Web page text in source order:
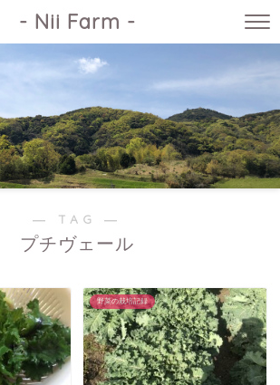
- Nii Farm -
― TAG ―
プチヴェール
野菜の栽培記録